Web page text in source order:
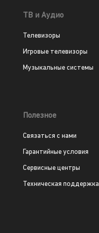
ТВ и Аудио
Телевизоры
Игровые телевизоры
Музыкальные системы
Полезное
Связаться с нами
Гарантийные условия
Сервисные центры
Техническая поддержка